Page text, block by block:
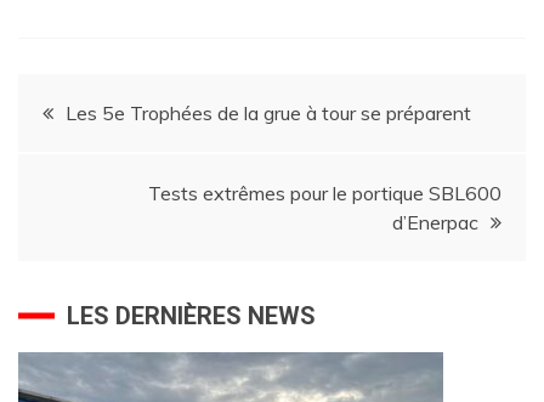
Navigation
Les 5e Trophées de la grue à tour se préparent
Tests extrêmes pour le portique SBL600
d’Enerpac
LES DERNIÈRES NEWS